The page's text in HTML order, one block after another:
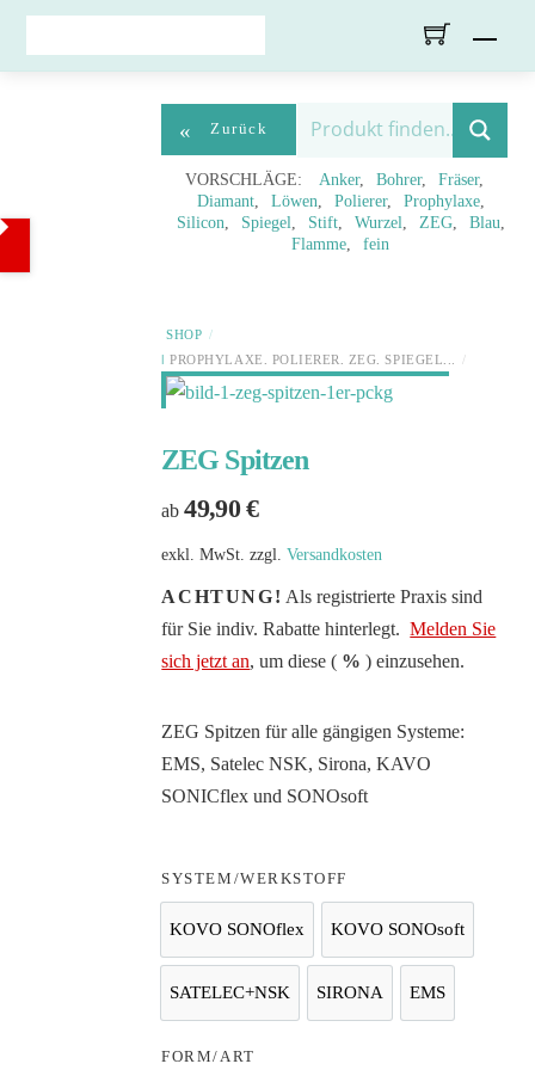
Skip
« Zurück
VORSCHLÄGE: Anker Bohrer
Fräser
Diamant
Löwen Polierer
Prophylaxe
Silicon
Spiegel Stift Wurzel ZEG
Blau
Flamme
fein
SHOP
PROPHYLAXE, POLIERER, ZEG, SPIEGEL,..
ZAHNSTEIN-ENTFERNUNGSSPITZEN
& MUNDSPIEGEL
ZEG Spitzen
ab49,90€
exkl. MwSt. zzgl.Versandkosten
ACHTUNG! Als registrierte Praxis sind
für Sie indiv. Rabatte hinterlegt.Melden Sie
sich jetzt an, um diese ( % ) einzusehen.
ZEG Spitzen für alle gängigen Systeme:
EMS, Satelec NSK, Sirona, KAVO
SONICflex und SONOsoft
SYSTEM/WERKSTOFF
KOVO SONOflexKOVO SONOflexKOVO SONOsoft
KOVO
SATELEC+NSKSATELEC+NSK
SIRONASIRONAEMS
EMS
FORM/ART